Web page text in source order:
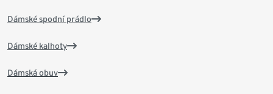
Dámské spodní prádlo
Dámské kalhoty
Dámská obuv